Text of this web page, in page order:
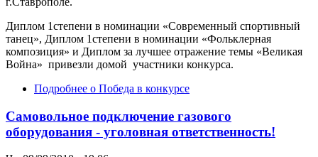
Диплом 1степени в номинации «Современный спортивный
танец», Диплом 1степени в номинации «Фольклерная
композиция» и Диплом за лучшее отражение темы «Великая
Война» привезли домой участники конкурса.
Подробнее о Победа в конкурсе
Самовольное подключение газового
оборудования - уголовная ответственность!